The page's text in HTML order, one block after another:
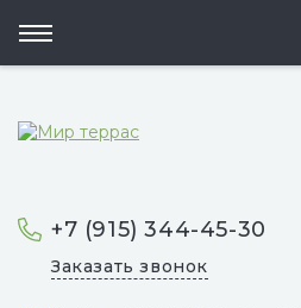
+7 (915) 344-45-30
Заказать звонок